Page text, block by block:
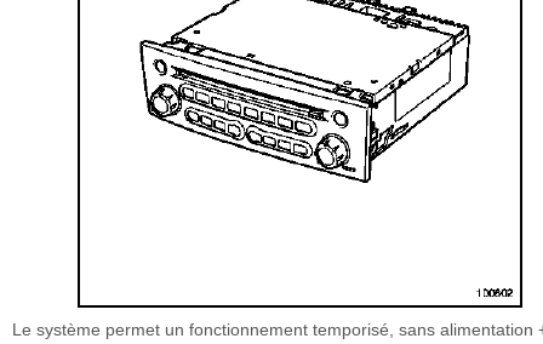
Le système permet un fonctionnement temporisé, sans alimentation